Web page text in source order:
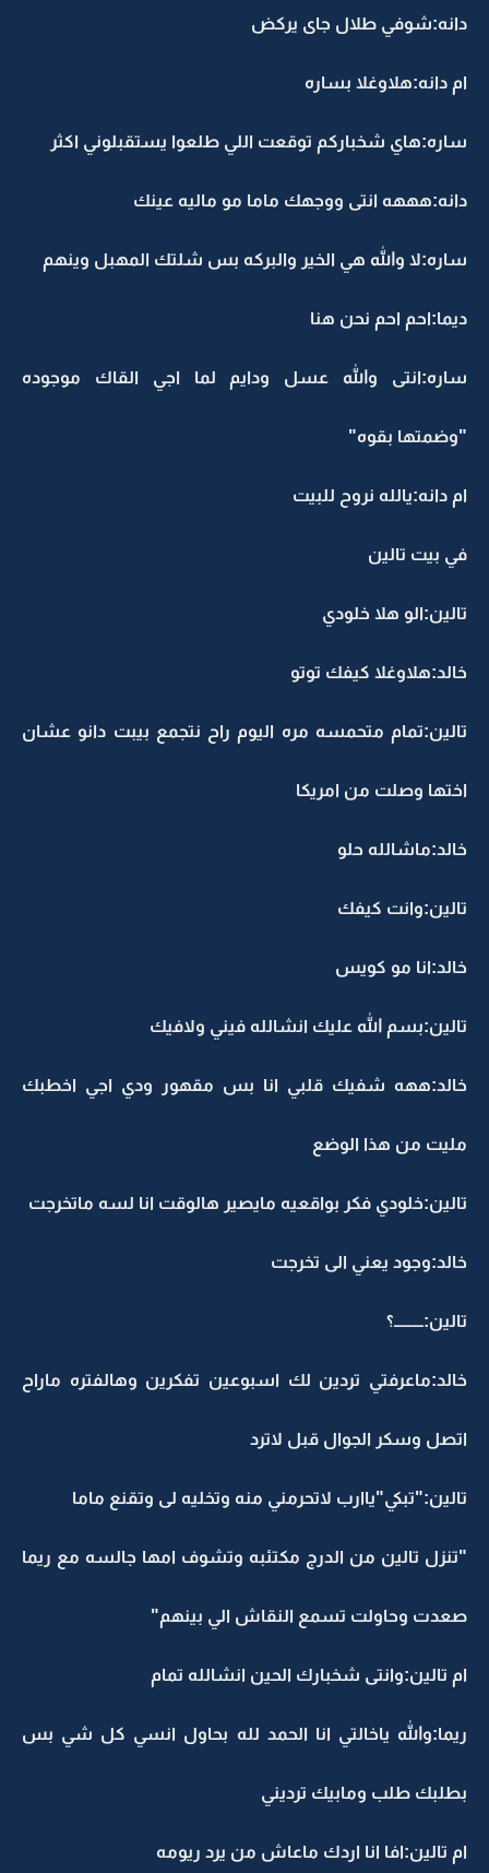
دانه:شوفي طلال جاى يركض
ام دانه:هلاوغلا بساره
ساره:هاي شخباركم توقعت اللي طلعوا يستقبلوني اكثر
دانه:هههه انتى ووجهك ماما مو ماليه عينك
ساره:لا والله هي الخير والبركه بس شلتك المهبل وينهم
ديما:احم احم نحن هنا
ساره:انتى والله عسل ودايم لما اجي القاك موجوده
"وضمتها بقوه"
ام دانه:يالله نروح للبيت
في بيت تالين
تالين:الو هلا خلودي
خالد:هلاوغلا كيفك توتو
تالين:تمام متحمسه مره اليوم راح نتجمع بيبت دانو عشان
اختها وصلت من امريكا
خالد:ماشالله حلو
تالين:وانت كيفك
خالد:انا مو كويس
تالين:بسم الله عليك انشالله فيني ولافيك
خالد:ههه شفيك قلبي انا بس مقهور ودي اجي اخطبك
مليت من هذا الوضع
تالين:خلودي فكر بواقعيه مايصير هالوقت انا لسه ماتخرجت
خالد:وجود يعني الى تخرجت
تالين:ـــــــــ؟
خالد:ماعرفتي تردين لك اسبوعين تفكرين وهالفتره ماراح
اتصل وسكر الجوال قبل لاترد
تالين:"تبكي"ياارب لاتحرمني منه وتخليه لى وتقنع ماما
"تنزل تالين من الدرج مكتئبه وتشوف امها جالسه مع ريما
صعدت وحاولت تسمع النقاش الي بينهم"
ام تالين:وانتى شخبارك الحين انشالله تمام
ريما:والله ياخالتي انا الحمد لله بحاول انسي كل شي بس
بطلبك طلب ومابيك ترديني
ام تالين:افا انا اردك ماعاش من يرد ريومه